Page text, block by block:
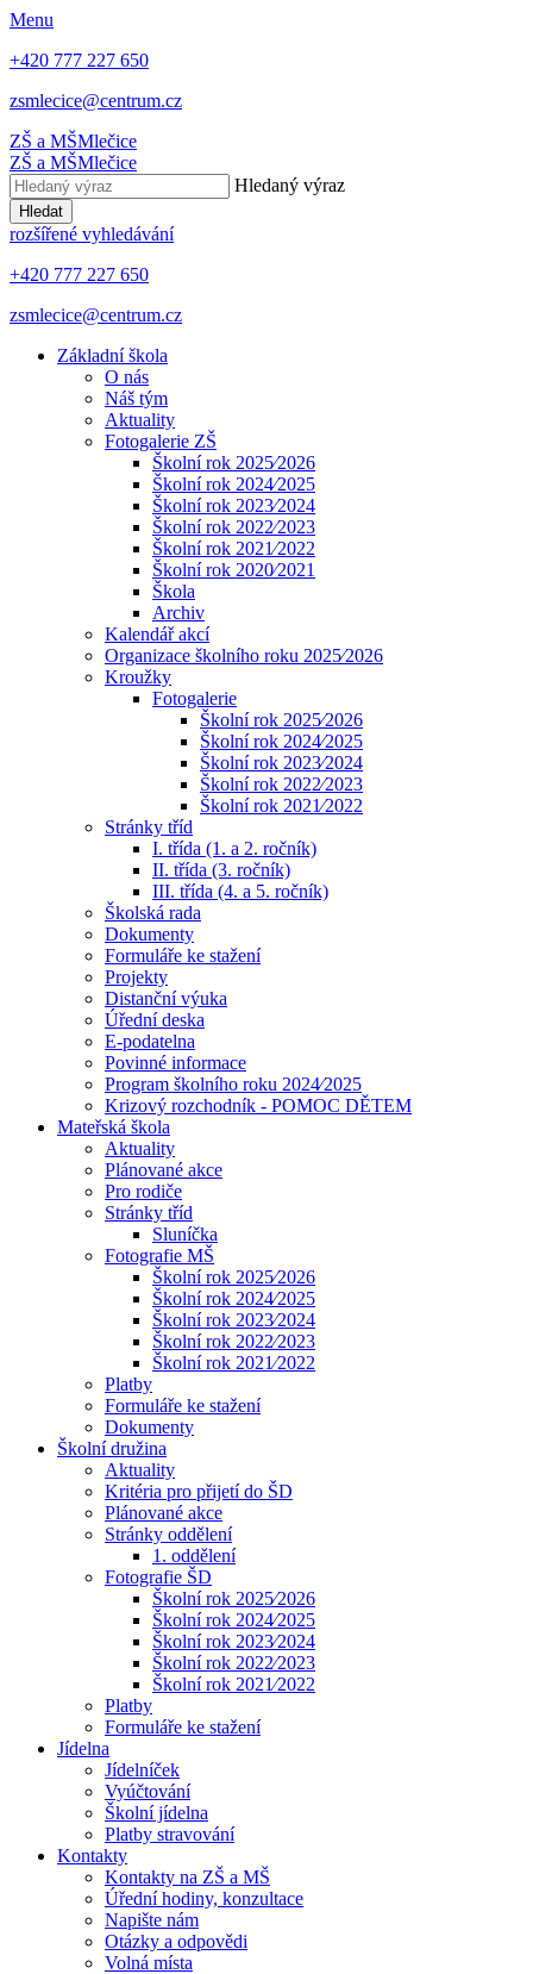
Menu
+420 777 227 650
zsmlecice@centrum.cz
ZŠ a MŠMlečice
ZŠ a MŠMlečice
Hledaný výraz
Hledat
rozšířené vyhledávání
+420 777 227 650
zsmlecice@centrum.cz
Základní škola
O nás
Náš tým
Aktuality
Fotogalerie ZŠ
Školní rok 2025⁄2026
Školní rok 2024⁄2025
Školní rok 2023⁄2024
Školní rok 2022⁄2023
Školní rok 2021⁄2022
Školní rok 2020⁄2021
Škola
Archiv
Kalendář akcí
Organizace školního roku 2025⁄2026
Kroužky
Fotogalerie
Školní rok 2025⁄2026
Školní rok 2024⁄2025
Školní rok 2023⁄2024
Školní rok 2022⁄2023
Školní rok 2021⁄2022
Stránky tříd
I. třída (1. a 2. ročník)
II. třída (3. ročník)
III. třída (4. a 5. ročník)
Školská rada
Dokumenty
Formuláře ke stažení
Projekty
Distanční výuka
Úřední deska
E-podatelna
Povinné informace
Program školního roku 2024⁄2025
Krizový rozchodník - POMOC DĚTEM
Mateřská škola
Aktuality
Plánované akce
Pro rodiče
Stránky tříd
Sluníčka
Fotografie MŠ
Školní rok 2025⁄2026
Školní rok 2024⁄2025
Školní rok 2023⁄2024
Školní rok 2022⁄2023
Školní rok 2021⁄2022
Platby
Formuláře ke stažení
Dokumenty
Školní družina
Aktuality
Kritéria pro přijetí do ŠD
Plánované akce
Stránky oddělení
1. oddělení
Fotografie ŠD
Školní rok 2025⁄2026
Školní rok 2024⁄2025
Školní rok 2023⁄2024
Školní rok 2022⁄2023
Školní rok 2021⁄2022
Platby
Formuláře ke stažení
Jídelna
Jídelníček
Vyúčtování
Školní jídelna
Platby stravování
Kontakty
Kontakty na ZŠ a MŠ
Úřední hodiny, konzultace
Napište nám
Otázky a odpovědi
Volná místa